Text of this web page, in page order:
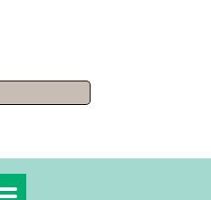
خروج از حساب کاربری